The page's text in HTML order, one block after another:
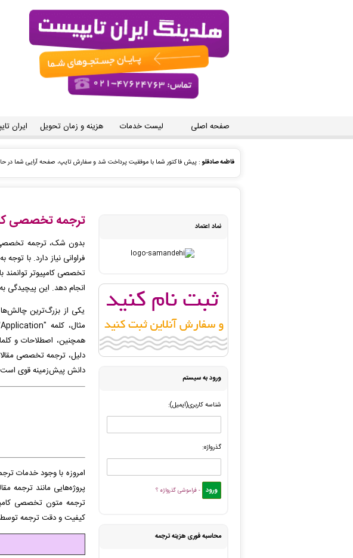
صفحه اصلی لیست خدمات هزینه و زمان تحویل ایران
حامد .: سفارش تایپ، صفحه آرایی شما ثبت شد به زودی توسط اپراتور بررسی خواهد شد. -( شنبه ۰۵/
حامد .: سفارش تایپ، صفحه آرایی شما ثبت شد به زودی توسط اپراتور بررسی خواهد شد. -( شنبه ۰۵/
payam hooshyar: سفارش تحلیل آماری با متلب شما ثبت شد به زودی توسط اپراتور
شهریار شهریار: پیش فاکتور شما با موفقیت پرداخت شد و سفارش تایپ، صفحه آرایی شما در
ررویا عبدالهی: پرداخت فاکتور نهایی شما با موفقیت انجام شد، میتوانید فایل ترجمه، شده خود را
ک کرمانی: فایل سفارش ویراستاری ادبی شما توسط محقق به سیستم تحویل داده شده است. -(
ثمین فلاحی نژاد : قسط سفارش چاپ و نشر کتاب شما با موفقیت پرداخت شده است و سفارش
فاطمه صادقلو: پیش فاکتور شما با موفقیت پرداخت شد و سفارش تایپ، صفحه آرایی شما در
نماد اعتماد
ورود به سیستم
شناسه کاربری(ایمیل):
گذرواژه:
- فراموشی گذرواژه ؟
محاسبه فوری هزینه ترجمه
ترجمه تخصصی
بدون شک، ترجمه تخصصی
فراوانی نیاز دارد. با
تخصصی کامپیوتر توانمند
انجام دهد. این پیچیدگی
یکی از بزرگ‌ترین
دلیل، ترجمه تخصصی
دانش پیش‌زمینه قوی
امروزه با وجود خدمات
پروژه‌هایی مانند ترجمه
ترجمه متون تخصصی
کیفیت و دقت ترجمه توسط